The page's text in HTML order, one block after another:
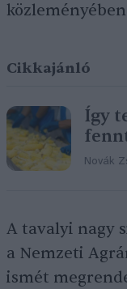
Cikkajánló
Így
Novák
A tavalyi nagy
a Nemzeti
ismét